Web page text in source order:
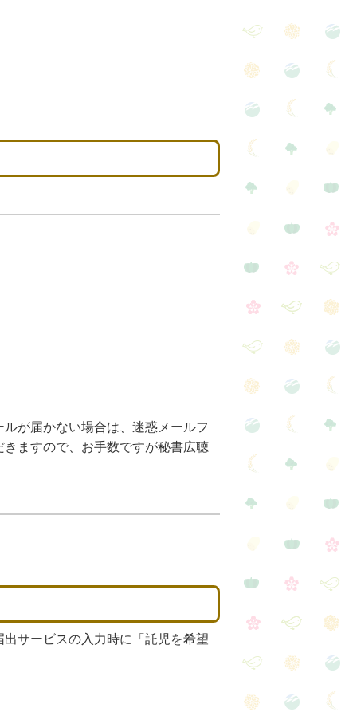
が届かない場合は、迷惑メールフ
ますので、お手数ですが秘書広聴
サービスの入力時に「託児を希望